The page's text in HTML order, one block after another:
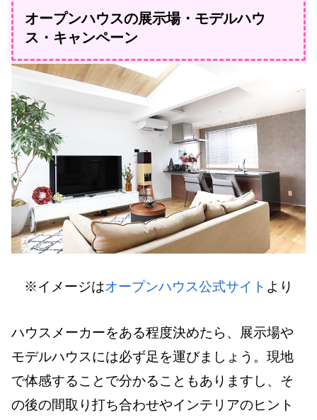
オープンハウスの展示場・モデルハウ
ス・キャンペーン
※イメージはオープンハウス公式サイト より
ハウスメーカーをある程度決めたら、展示場や
モデルハウスには必ず足を運びましょう。現地
で体感することで分かることもありますし、そ
の後の間取り打ち合わせやインテリアのヒント